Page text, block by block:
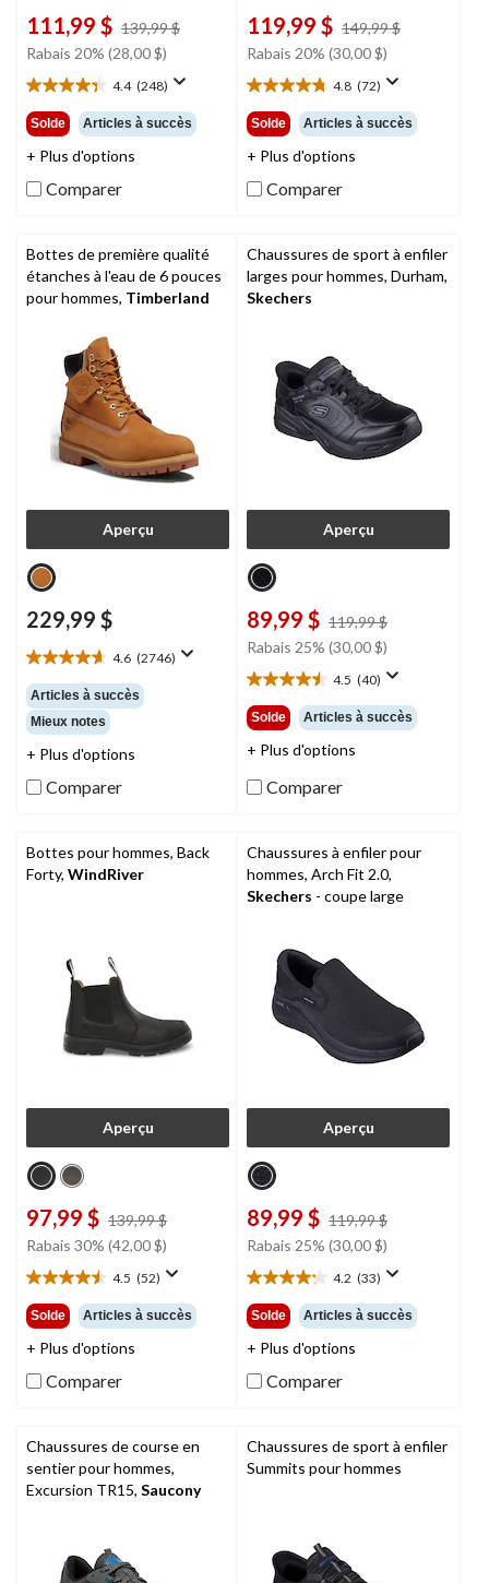
111,99 $ 139,99 $
Rabais 20% (28,00 $)
4.4 (248)
4.4
étoile(s)
sur
5.
248
évaluations
Solde Articles à succès
+ Plus d'options
Comparer
119,99 $ 149,99 $
Rabais 20% (30,00 $)
4.8 (72)
4.8
étoile(s)
sur
5.
72
évaluations
Solde Articles à succès
+ Plus d'options
Comparer
Bottes de première qualité
étanches à l'eau de 6 pouces
pour hommes, Timberland
Aperçu
229,99 $
4.6 (2746)
4.6
étoile(s)
sur
5.
2746
Articles à succès
Mieux notes
+ Plus d'options
Comparer
Chaussures de sport à enfiler
larges pour hommes, Durham,
Skechers
Aperçu
89,99 $ 119,99 $
Rabais 25% (30,00 $)
4.5 (40)
4.5
étoile(s)
sur
5.
évaluations
Solde Articles à succès
+ Plus d'options
Comparer
Bottes pour hommes, Back
Forty, WindRiver
Aperçu
97,99 $ 139,99 $
Rabais 30% (42,00 $)
4.5 (52)
4.5
étoile(s)
sur
5.
52
évaluations
Solde Articles à succès
+ Plus d'options
Comparer
Chaussures à enfiler pour
hommes, Arch Fit 2.0,
Skechers - coupe large
Aperçu
89,99 $ 119,99 $
Rabais 25% (30,00 $)
4.2 (33)
4.2
étoile(s)
sur
5.
33
évaluations
Solde Articles à succès
+ Plus d'options
Comparer
Chaussures de course en
sentier pour hommes,
Excursion TR15, Saucony
Chaussures de sport à enfiler
Summits pour hommes